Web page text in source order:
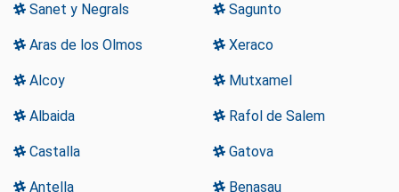
Sanet y Negrals Sagunto
Aras de los Olmos Xeraco
Alcoy Mutxamel
Albaida Rafol de Salem
Castalla Gatova
Antella Benasau